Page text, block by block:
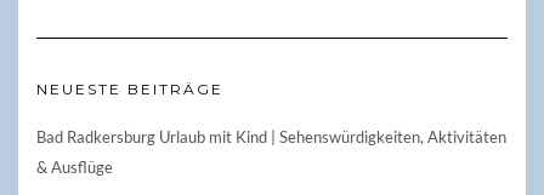
NEUESTE BEITRÄGE
Bad Radkersburg Urlaub mit Kind | Sehenswürdigkeiten, Aktivitäten
& Ausflüge